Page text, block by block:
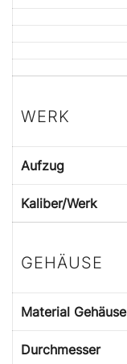
WERK
Aufzug
Kaliber/Werk
GEHÄUSE
Material Gehäuse
Durchmesser